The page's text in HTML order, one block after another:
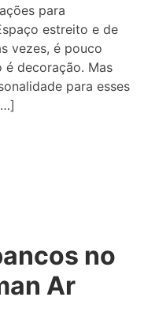
para
estreito e de
vezes, é pouco
é decoração. Mas
para esses
no
Ar